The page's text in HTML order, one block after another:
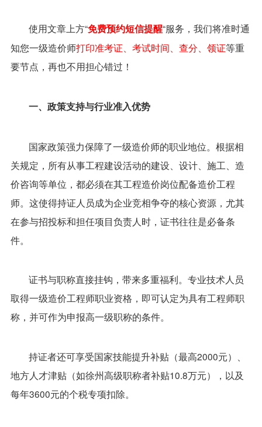
使用文章上方“免费预约短信提醒“服务，我们将准时通
知您一级造价师打印准考证、考试时间、查分、领证等重
要节点，再也不用担心错过！
一、政策支持与行业准入优势
国家政策强力保障了一级造价师的职业地位。根据相
关规定，所有从事工程建设活动的建设、设计、施工、造
价咨询等单位，都必须在其工程造价岗位配备造价工程
师。这使得持证人员成为企业竞相争夺的核心资源，尤其
在参与招投标和担任项目负责人时，证书往往是必备条
件。
证书与职称直接挂钩，带来多重福利。专业技术人员
取得一级造价工程师职业资格，即可认定为具有工程师职
称，并可作为申报高一级职称的条件。
持证者还可享受国家技能提升补贴（最高2000元）、
地方人才津贴（如徐州高级职称者补贴10.8万元），以及
每年3600元的个税专项扣除。